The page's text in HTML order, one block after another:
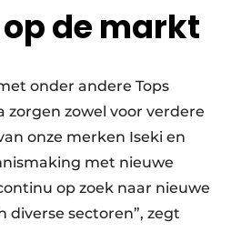
de markt
onder andere Tops
zorgen zowel voor verdere
onze merken Iseki en
met nieuwe
op zoek naar nieuwe
diverse sectoren”, zegt